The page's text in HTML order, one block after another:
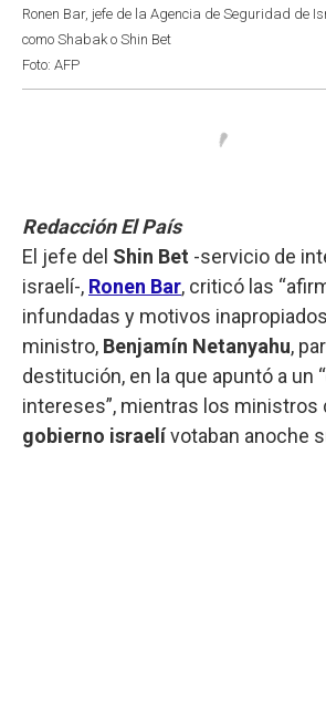
Ronen Bar, jefe de la Agencia de Seguridad de
como Shabak o Shin Bet
Foto: AFP
Redacción El País
El jefe del Shin Bet -servicio de
israelí-, Ronen Bar, criticó las
infundadas y motivos
ministro, Benjamín Netanyahu,
destitución, en la que apuntó a un
intereses”, mientras los ministros
gobierno israelívotaban anoche